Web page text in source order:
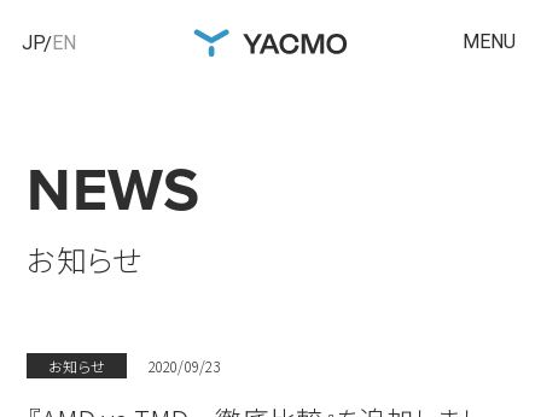
JP EN MENU
NEWS
お知らせ
お知らせ 2020/09/23